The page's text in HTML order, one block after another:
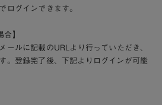
ログインできます。
合】
ールに記載のURLより行っていただき、
。登録完了後、下記よりログインが可能